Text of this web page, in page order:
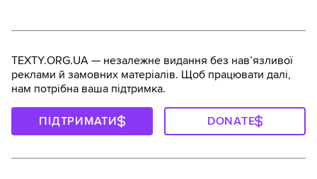
TEXTY.ORG.UA — незалежне видання без навʼязливої
реклами й замовних матеріалів. Щоб працювати далі,
нам потрібна ваша підтримка.
ПІДТРИМАТИ DONATE